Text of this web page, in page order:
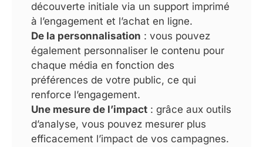
découverte initiale via un support imprimé
à l’engagement et l’achat en ligne.
De la personnalisation : vous pouvez
également personnaliser le contenu pour
chaque média en fonction des
préférences de votre public, ce qui
renforce l’engagement.
Une mesure de l’impact : grâce aux outils
d’analyse, vous pouvez mesurer plus
efficacement l’impact de vos campagnes.